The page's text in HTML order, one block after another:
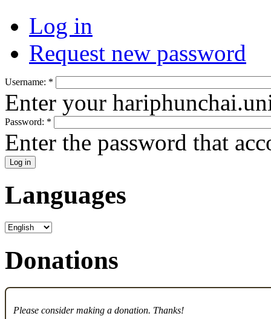
Log in
Request new password
Username: *
Enter your
Password: *
Enter the password that
Languages
Donations
Please consider making a donation. Thanks!